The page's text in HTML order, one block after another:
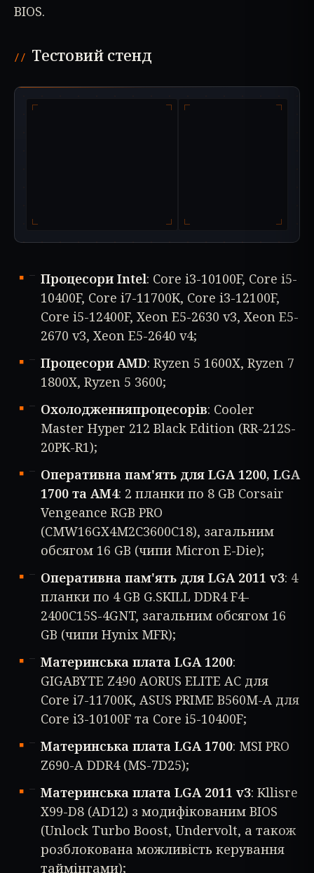
BIOS.
Тестовий стенд
Процесори Intel: Core i3-10100F, Core i5-
10400F, Core i7-11700K, Core i3-12100F,
Core i5-12400F, Xeon E5-2630 v3, Xeon E5-
2670 v3, Xeon E5-2640 v4;
Процесори AMD: Ryzen 5 1600X, Ryzen 7
1800X, Ryzen 5 3600;
Охолодженняпроцесорів: Cooler
Master Hyper 212 Black Edition (RR-212S-
20PK-R1);
Оперативна пам'ять для LGA 1200, LGA
1700 та AM4: 2 планки по 8 GB Corsair
Vengeance RGB PRO
(CMW16GX4M2C3600C18), загальним
обсягом 16 GB (чипи Micron E-Die);
Оперативна пам'ять для LGA 2011 v3: 4
планки по 4 GB G.SKILL DDR4 F4-
2400C15S-4GNT, загальним обсягом 16
GB (чипи Hynix MFR);
Материнська плата LGA 1200:
GIGABYTE Z490 AORUS ELITE AC для
Core i7-11700K, ASUS PRIME B560M-A для
Core i3-10100F та Core i5-10400F;
Материнська плата LGA 1700: MSI PRO
Z690-A DDR4 (MS-7D25);
Материнська плата LGA 2011 v3: Kllisre
X99-D8 (AD12) з модифікованим BIOS
(Unlock Turbo Boost, Undervolt, а також
розблокована можливість керування
таймінгами);